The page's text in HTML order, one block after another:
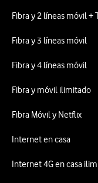
Fibra y 2 líneas móvil +
Fibra y 3 líneas móvil
Fibra y 4 líneas móvil
Fibra y móvil ilimitado
Fibra Móvil y Netflix
Internet en casa
Internet 4G en casa